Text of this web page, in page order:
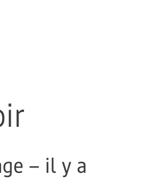
– il y a